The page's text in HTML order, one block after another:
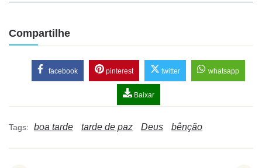
Compartilhe
facebook pinterest twitter whatsapp
Baixar
Tags: boa tarde tarde de paz Deus bênção